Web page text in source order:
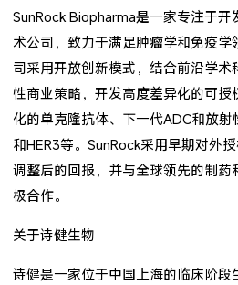
SunRock Biopharma是一家专注于
术公司，致力于满足肿瘤学和免疫
司采用开放创新模式，结合前沿学
性商业策略，开发高度差异化的可
化的单克隆抗体、下一代ADC和放射
和HER3等。SunRock采用早期对外
调整后的回报，并与全球领先的制药
极合作。
关于诗健生物
诗健是一家位于中国上海的临床阶段